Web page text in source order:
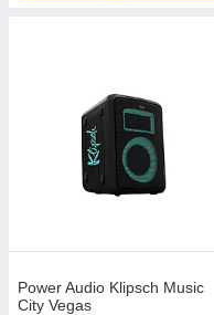
Power Audio Klipsch Music
City Vegas